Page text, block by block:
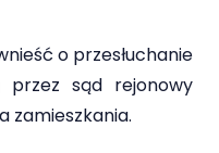
o przesłuchanie
sąd rejonowy
zamieszkania.